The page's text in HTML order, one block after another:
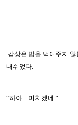
감상은 밥을 먹여주지
내쉬었다.
“하아…미치겠네.”